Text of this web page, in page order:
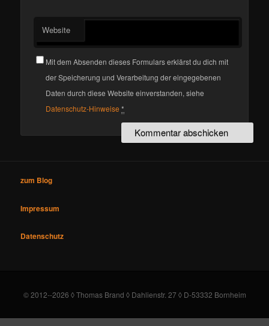
Website
Mit dem Absenden dieses Formulars erklärst du dich mit
der Speicherung und Verarbeitung der eingegebenen
Daten durch diese Website einverstanden, siehe
Datenschutz-Hinweise *
zum Blog
Impressum
Datenschutz
© 2012--2026 ◊ Thomas Brand ◊ Dahlienstr. 27 ◊ D-53332 Bornheim